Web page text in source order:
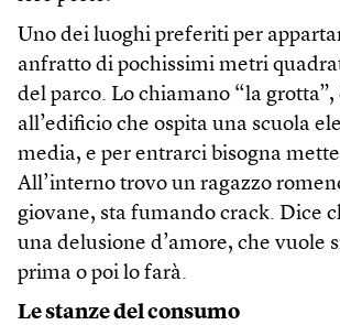
Uno dei luoghi preferiti per
anfratto di pochissimi metri
del parco. Lo chiamano “la grotta”,
all’edificio che ospita una scuola
media, e per entrarci bisogna
All’interno trovo un ragazzo
giovane, sta fumando crack. Dice
una delusione d’amore, che vuole
prima o poi lo farà.
Le stanze del consumo